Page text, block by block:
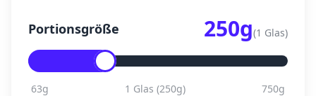
Portionsgröße 250g(1 Glas)
63g 1 Glas (250g) 750g